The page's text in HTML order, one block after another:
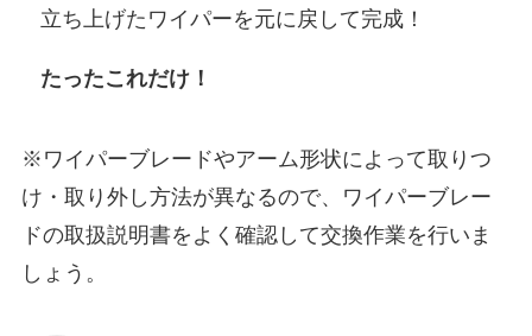
立ち上げたワイパーを元に戻して完成！
たったこれだけ！
※ワイパーブレードやアーム形状によって取りつ
け・取り外し方法が異なるので、ワイパーブレー
ドの取扱説明書をよく確認して交換作業を行いま
しょう。